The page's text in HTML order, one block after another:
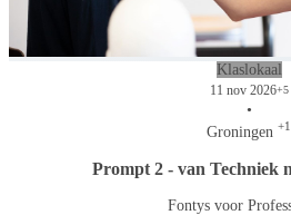
Klaslokaal
11 nov 2026+5
•
Groningen +1
Prompt 2 - van Techniek
Fontys voor